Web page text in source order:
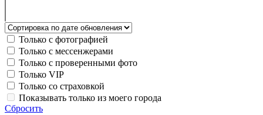
Только с фотографией
Только с мессенжерами
Только с проверенными фото
Только VIP
Только со страховкой
Показывать только из моего города
Сбросить